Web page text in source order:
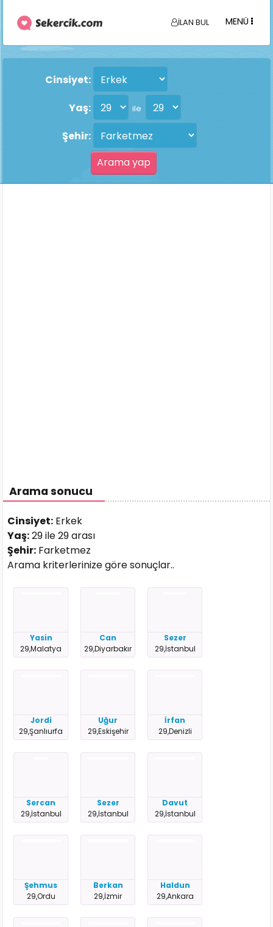
İLAN BUL MENÜ
Cinsiyet:
Yaş:
ile
Şehir:
Arama sonucu
Cinsiyet: Erkek
Yaş:29 ile 29 arası
Şehir: Farketmez
Arama kriterlerinize göre sonuçlar..
Yasin
29,Malatya
Can
29,Diyarbakır
Sezer
29,İstanbul
Jordi
29,Şanlıurfa
Uğur
29,Eskişehir
İrfan
29,Denizli
Sercan
29,İstanbul
Sezer
29,İstanbul
Davut
29,İstanbul
Şehmus
29,Ordu
Berkan
29,İzmir
Haldun
29,Ankara